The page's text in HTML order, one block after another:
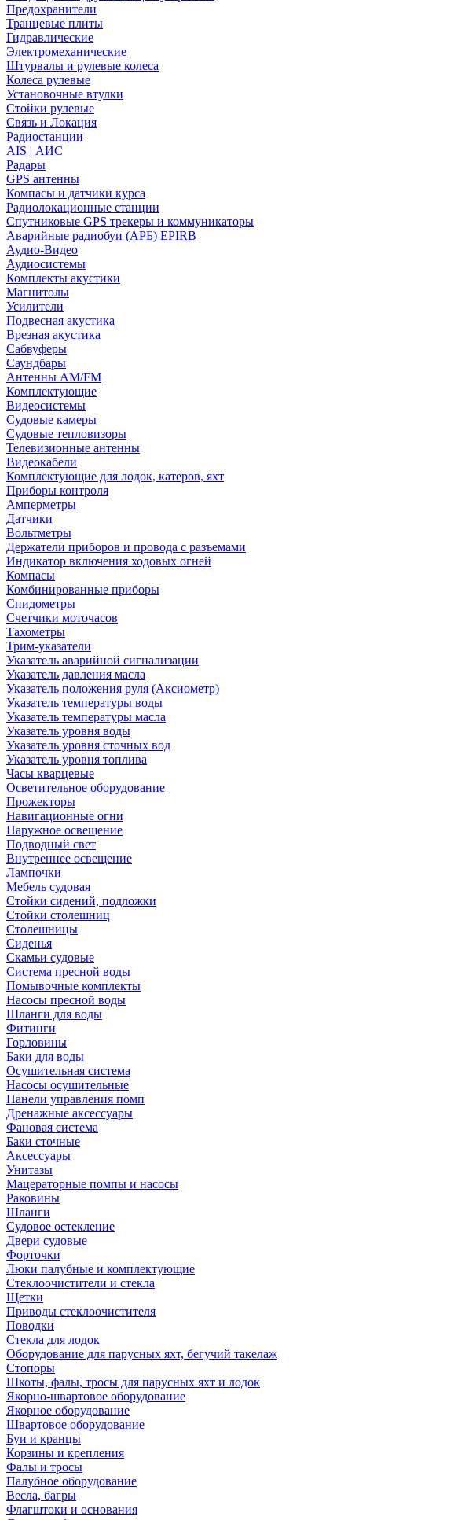
Предохранители
Транцевые плиты
Гидравлические
Электромеханические
Штурвалы и рулевые колеса
Колеса рулевые
Установочные втулки
Стойки рулевые
Связь и Локация
Радиостанции
AIS | АИС
Радары
GPS антенны
Компасы и датчики курса
Радиолокационные станции
Спутниковые GPS трекеры и коммуникаторы
Аварийные радиобуи (АРБ) EPIRB
Аудио-Видео
Аудиосистемы
Комплекты акустики
Магнитолы
Усилители
Подвесная акустика
Врезная акустика
Сабвуферы
Саундбары
Антенны AM/FM
Комплектующие
Видеосистемы
Судовые камеры
Cудовые тепловизоры
Телевизионные антенны
Видеокабели
Комплектующие для лодок, катеров, яхт
Приборы контроля
Амперметры
Датчики
Вольтметры
Держатели приборов и провода с разъемами
Индикатор включения ходовых огней
Компасы
Комбинированные приборы
Спидометры
Счетчики моточасов
Тахометры
Трим-указатели
Указатель аварийной сигнализации
Указатель давления масла
Указатель положения руля (Аксиометр)
Указатель температуры воды
Указатель температуры масла
Указатель уровня воды
Указатель уровня сточных вод
Указатель уровня топлива
Часы кварцевые
Осветительное оборудование
Прожекторы
Навигационные огни
Наружное освещение
Подводный свет
Внутреннее освещение
Лампочки
Мебель судовая
Стойки сидений, подложки
Стойки столешниц
Столешницы
Сиденья
Скамьи судовые
Система пресной воды
Помывочные комплекты
Насосы пресной воды
Шланги для воды
Фитинги
Горловины
Баки для воды
Осушительная система
Насосы осушительные
Панели управления помп
Дренажные аксессуары
Фановая система
Баки сточные
Аксессуары
Унитазы
Мацераторные помпы и насосы
Раковины
Шланги
Судовое остекление
Двери судовые
Форточки
Люки палубные и комплектующие
Стеклоочистители и стекла
Щетки
Приводы стеклоочистителя
Поводки
Стекла для лодок
Оборудование для парусных яхт, бегучий такелаж
Стопоры
Шкоты, фалы, тросы для парусных яхт и лодок
Якорно-швартовое оборудование
Якорное оборудование
Швартовое оборудование
Буи и кранцы
Корзины и крепления
Фалы и тросы
Палубное оборудование
Весла, багры
Флагштоки и основания